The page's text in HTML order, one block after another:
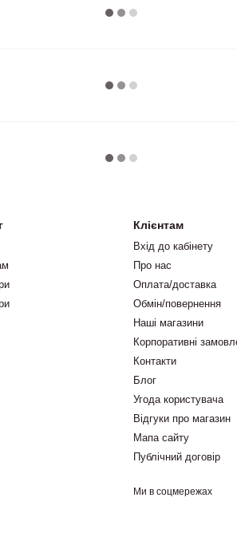
Клієнтам
Вхід до кабінету
Про нас
Оплата/доставка
Обмін/повернення
Наші магазини
Корпоративні
Контакти
Блог
Угода користувача
Відгуки про магазин
Мапа сайту
Публічний договір
Ми в соцмережах